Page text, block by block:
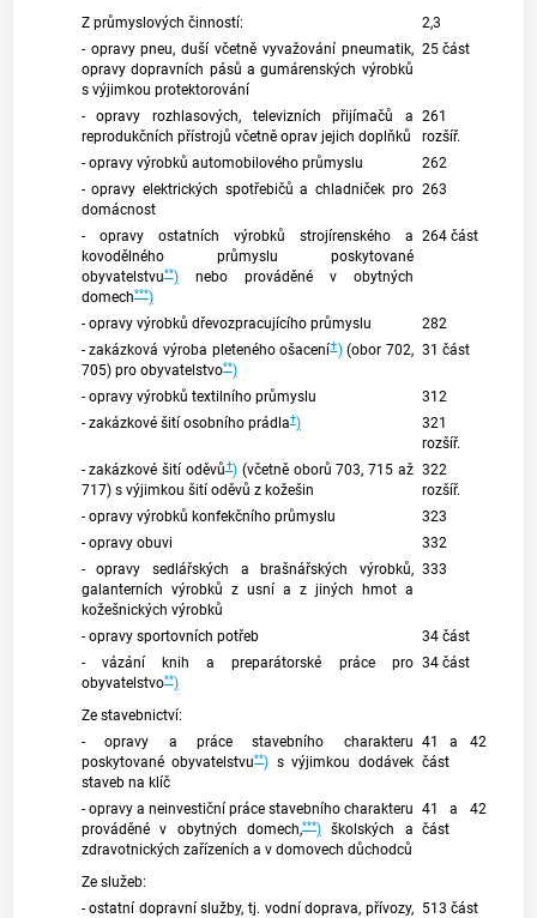
Z průmyslových činností:
2,3
- opravy pneu, duší včetně vyvažování pneumatik,
opravy dopravních pásů a gumárenských výrobků
s výjimkou protektorování
25 část
- opravy rozhlasových, televizních přijímačů a
reprodukčních přístrojů včetně oprav jejich doplňků
261
rozšíř.
- opravy výrobků automobilového průmyslu
262
- opravy elektrických spotřebičů a chladniček pro
domácnost
263
- opravy ostatních výrobků strojírenského a
kovodělného průmyslu poskytované
obyvatelstvu**)nebo prováděné v obytných
domech***)
264 část
- opravy výrobků dřevozpracujícího průmyslu
282
- zakázková výroba pleteného ošacení†)(obor 702,
705) pro obyvatelstvo**)
31 část
- opravy výrobků textilního průmyslu
312
- zakázkové šití osobního prádla†)
321
rozšíř.
- zakázkové šití oděvů†) (včetně oborů 703, 715 až
717) s výjimkou šití oděvů z kožešin
322
rozšíř.
- opravy výrobků konfekčního průmyslu
323
- opravy obuvi
332
- opravy sedlářských a brašnářských výrobků,
galanterních výrobků z usní a z jiných hmot a
kožešnických výrobků
333
- opravy sportovních potřeb
34 část
- vázání knih a preparátorské práce pro
obyvatelstvo**)
34 část
Ze stavebnictví:
- opravy a práce stavebního charakteru
poskytované obyvatelstvu**) s výjimkou dodávek
staveb na klíč
41 a 42
část
- opravy a neinvestiční práce stavebního charakteru
prováděné v obytných domech,***)školských a
zdravotnických zařízeních a v domovech důchodců
41 a 42
část
Ze služeb:
- ostatní dopravní služby, tj. vodní doprava, přívozy, 513 část